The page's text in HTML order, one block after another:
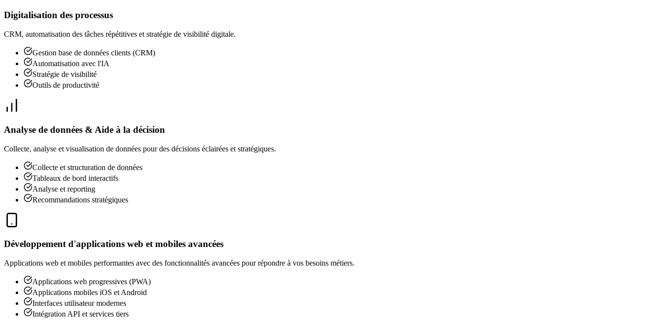
Digitalisation des processus
CRM, automatisation des tâches répétitives et stratégie de visibilité digitale.
Gestion base de données clients (CRM)
Automatisation avec l'IA
Stratégie de visibilité
Outils de productivité
Analyse de données & Aide à la décision
Collecte, analyse et visualisation de données pour des décisions éclairées et stratégiques.
Collecte et structuration de données
Tableaux de bord interactifs
Analyse et reporting
Recommandations stratégiques
Développement d'applications web et mobiles avancées
Applications web et mobiles performantes avec des fonctionnalités avancées pour répondre à vos besoins métiers.
Applications web progressives (PWA)
Applications mobiles iOS et Android
Interfaces utilisateur modernes
Intégration API et services tiers